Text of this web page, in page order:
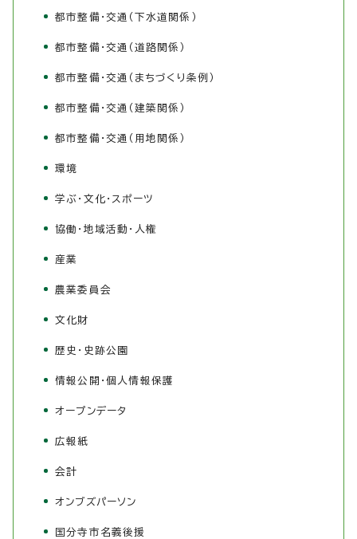
都市整備・交通（下水道関係）
都市整備・交通（道路関係）
都市整備・交通（まちづくり条例）
都市整備・交通（建築関係）
都市整備・交通（用地関係）
環境
学ぶ・文化・スポーツ
協働・地域活動・人権
産業
農業委員会
文化財
歴史・史跡公園
情報公開・個人情報保護
オープンデータ
広報紙
会計
オンブズパーソン
国分寺市名義後援